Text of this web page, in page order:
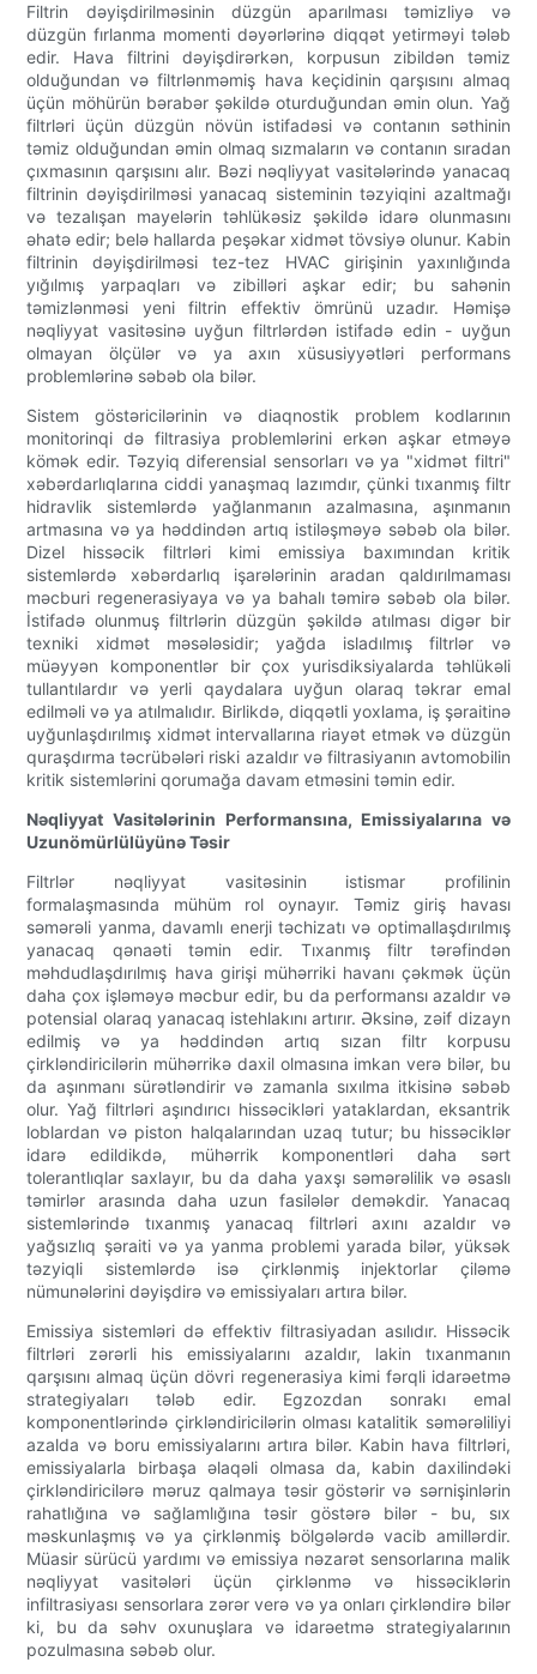
Filtrin dəyişdirilməsinin düzgün aparılması təmizliyə və
düzgün fırlanma momenti dəyərlərinə diqqət yetirməyi tələb
edir. Hava filtrini dəyişdirərkən, korpusun zibildən təmiz
olduğundan və filtrlənməmiş hava keçidinin qarşısını almaq
üçün möhürün bərabər şəkildə oturduğundan əmin olun. Yağ
filtrləri üçün düzgün növün istifadəsi və contanın səthinin
təmiz olduğundan əmin olmaq sızmaların və contanın sıradan
çıxmasının qarşısını alır. Bəzi nəqliyyat vasitələrində yanacaq
filtrinin dəyişdirilməsi yanacaq sisteminin təzyiqini azaltmağı
və tezalışan mayelərin təhlükəsiz şəkildə idarə olunmasını
əhatə edir; belə hallarda peşəkar xidmət tövsiyə olunur. Kabin
filtrinin dəyişdirilməsi tez-tez HVAC girişinin yaxınlığında
yığılmış yarpaqları və zibilləri aşkar edir; bu sahənin
təmizlənməsi yeni filtrin effektiv ömrünü uzadır. Həmişə
nəqliyyat vasitəsinə uyğun filtrlərdən istifadə edin - uyğun
olmayan ölçülər və ya axın xüsusiyyətləri performans
problemlərinə səbəb ola bilər.
Sistem göstəricilərinin və diaqnostik problem kodlarının
monitorinqi də filtrasiya problemlərini erkən aşkar etməyə
kömək edir. Təzyiq diferensial sensorları və ya "xidmət filtri"
xəbərdarlıqlarına ciddi yanaşmaq lazımdır, çünki tıxanmış filtr
hidravlik sistemlərdə yağlanmanın azalmasına, aşınmanın
artmasına və ya həddindən artıq istiləşməyə səbəb ola bilər.
Dizel hissəcik filtrləri kimi emissiya baxımından kritik
sistemlərdə xəbərdarlıq işarələrinin aradan qaldırılmaması
məcburi regenerasiyaya və ya bahalı təmirə səbəb ola bilər.
İstifadə olunmuş filtrlərin düzgün şəkildə atılması digər bir
texniki xidmət məsələsidir; yağda isladılmış filtrlər və
müəyyən komponentlər bir çox yurisdiksiyalarda təhlükəli
tullantılardır və yerli qaydalara uyğun olaraq təkrar emal
edilməli və ya atılmalıdır. Birlikdə, diqqətli yoxlama, iş şəraitinə
uyğunlaşdırılmış xidmət intervallarına riayət etmək və düzgün
quraşdırma təcrübələri riski azaldır və filtrasiyanın avtomobilin
kritik sistemlərini qorumağa davam etməsini təmin edir.
Nəqliyyat Vasitələrinin Performansına, Emissiyalarına və
Uzunömürlülüyünə Təsir
Filtrlər nəqliyyat vasitəsinin istismar profilinin
formalaşmasında mühüm rol oynayır. Təmiz giriş havası
səmərəli yanma, davamlı enerji təchizatı və optimallaşdırılmış
yanacaq qənaəti təmin edir. Tıxanmış filtr tərəfindən
məhdudlaşdırılmış hava girişi mühərriki havanı çəkmək üçün
daha çox işləməyə məcbur edir, bu da performansı azaldır və
potensial olaraq yanacaq istehlakını artırır. Əksinə, zəif dizayn
edilmiş və ya həddindən artıq sızan filtr korpusu
çirkləndiricilərin mühərrikə daxil olmasına imkan verə bilər, bu
da aşınmanı sürətləndirir və zamanla sıxılma itkisinə səbəb
olur. Yağ filtrləri aşındırıcı hissəcikləri yataklardan, eksantrik
loblardan və piston halqalarından uzaq tutur; bu hissəciklər
idarə edildikdə, mühərrik komponentləri daha sərt
tolerantlıqlar saxlayır, bu da daha yaxşı səmərəlilik və əsaslı
təmirlər arasında daha uzun fasilələr deməkdir. Yanacaq
sistemlərində tıxanmış yanacaq filtrləri axını azaldır və
yağsızlıq şəraiti və ya yanma problemi yarada bilər, yüksək
təzyiqli sistemlərdə isə çirklənmiş injektorlar çiləmə
nümunələrini dəyişdirə və emissiyaları artıra bilər.
Emissiya sistemləri də effektiv filtrasiyadan asılıdır. Hissəcik
filtrləri zərərli his emissiyalarını azaldır, lakin tıxanmanın
qarşısını almaq üçün dövri regenerasiya kimi fərqli idarəetmə
strategiyaları tələb edir. Egzozdan sonrakı emal
komponentlərində çirkləndiricilərin olması katalitik səmərəliliyi
azalda və boru emissiyalarını artıra bilər. Kabin hava filtrləri,
emissiyalarla birbaşa əlaqəli olmasa da, kabin daxilindəki
çirkləndiricilərə məruz qalmaya təsir göstərir və sərnişinlərin
rahatlığına və sağlamlığına təsir göstərə bilər - bu, sıx
məskunlaşmış və ya çirklənmiş bölgələrdə vacib amillərdir.
Müasir sürücü yardımı və emissiya nəzarət sensorlarına malik
nəqliyyat vasitələri üçün çirklənmə və hissəciklərin
infiltrasiyası sensorlara zərər verə və ya onları çirkləndirə bilər
ki, bu da səhv oxunuşlara və idarəetmə strategiyalarının
pozulmasına səbəb olur.